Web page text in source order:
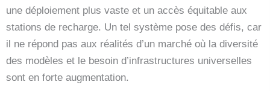
une déploiement plus vaste et un accès équitable aux
stations de recharge. Un tel système pose des défis, car
il ne répond pas aux réalités d’un marché où la diversité
des modèles et le besoin d’infrastructures universelles
sont en forte augmentation.